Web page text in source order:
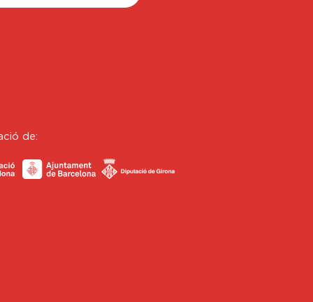
de: